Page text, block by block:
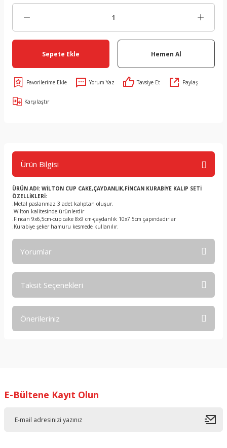
Sepete Ekle Hemen Al
Yorum Yaz Tavsiye Et Paylaş
Karşılaştır
Ürün Bilgisi
ÜRÜN ADI: WİLTON CUP CAKE,ÇAYDANLIK,FİNCAN KURABİYE KALIP SETİ
ÖZELLİKLERİ:
.Metal paslanmaz 3 adet kalıptan oluşur.
.Wilton kalitesinde ürünlerdir
.Fincan 9x6,5cm-cup cake 8x9 cm-çaydanlık 10x7.5cm çapındadırlar
.Kurabiye şeker hamuru kesmede kullanılır.
Yorumlar
Taksit Seçenekleri
Önerileriniz
Ürün resmi kalitesiz, bozuk veya görüntülenemiyor.
E-Bültene Kayıt Olun